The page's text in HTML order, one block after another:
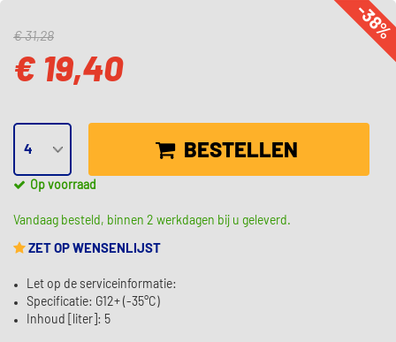
-
€ 31,28
€ 19,40
BESTELLEN
Op voorraad
Vandaag besteld, binnen 2 werkdagen bij u geleverd.
ZET OP WENSENLIJST
Let op de serviceinformatie:
Specificatie: G12+ (-35°C)
Inhoud [liter]: 5